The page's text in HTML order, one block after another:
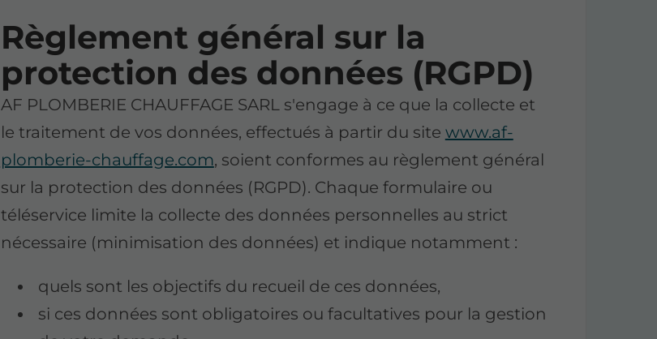
Règlement général sur la
protection des données (RGPD)
AF PLOMBERIE CHAUFFAGE SARL s'engage à ce que la collecte et
le traitement de vos données, effectués à partir du site www.af-
plomberie-chauffage.com, soient conformes au règlement général
sur la protection des données (RGPD). Chaque formulaire ou
téléservice limite la collecte des données personnelles au strict
nécessaire (minimisation des données) et indique notamment :
quels sont les objectifs du recueil de ces données,
si ces données sont obligatoires ou facultatives pour la gestion